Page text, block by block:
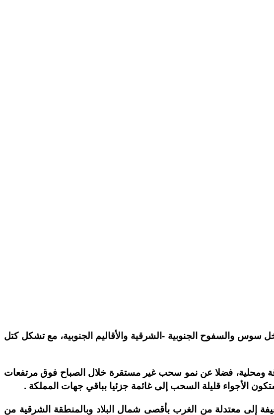
سوس والسفوح الجنوبية -الشرقية والأقاليم الجنوبية، مع تشكل كتل
ومحلية، فضلا عن نمو سحب غير مستقرة خلال الصباح فوق مرتفعات
الأجواء قليلة السحب إلى غائمة جزئيا بباقي جهات المملكة .
إلى معتدلة من الغرب بأقصى شمال البلاد وبالمنطقة الشرقية من